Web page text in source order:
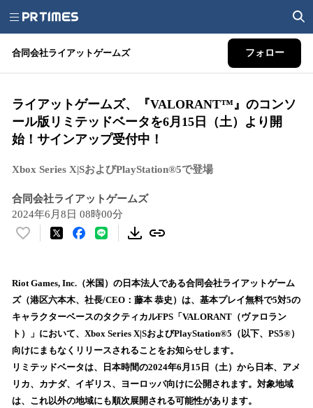
合同会社ライアットゲームズ フォロー
ライアットゲームズ、『VALORANT™』のコンソ
ール版リミテッドベータを6月15日（土）より開
始！サインアップ受付中！
Xbox Series X|SおよびPlayStation®5で登場
合同会社ライアットゲームズ
2024年6月8日 08時00分
い
！
数
を
読
み
込
み
中
で
Riot Games, Inc.（米国）の日本法人である合同会社ライアットゲーム
ズ（港区六本木、社長/CEO：藤本 恭史）は、基本プレイ無料で5対5の
キャラクターベースのタクティカルFPS「VALORANT（ヴァロラン
ト）」において、Xbox Series X|SおよびPlayStation®5（以下、PS5®）
向けにまもなくリリースされることをお知らせします。
リミテッドベータは、日本時間の2024年6月15日（土）から日本、アメ
リカ、カナダ、イギリス、ヨーロッパ向けに公開されます。対象地域
は、これ以外の地域にも順次展開される可能性があります。